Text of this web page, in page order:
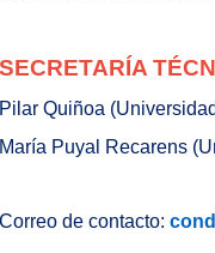
SECRETARÍA
Pilar Quiñoa
María Puyal Recarens
Correo de contacto: